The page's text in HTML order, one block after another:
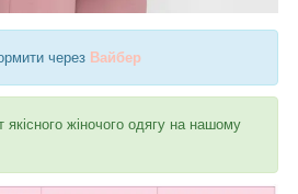
через Вайбер
жіночого одягу на нашому